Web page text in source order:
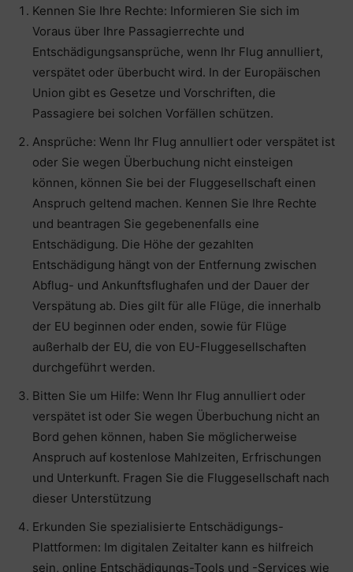
Kennen Sie Ihre Rechte: Informieren Sie sich im
Voraus über Ihre Passagierrechte und
Entschädigungsansprüche, wenn Ihr Flug annulliert,
verspätet oder überbucht wird. In der Europäischen
Union gibt es Gesetze und Vorschriften, die
Passagiere bei solchen Vorfällen schützen.
Ansprüche: Wenn Ihr Flug annulliert oder verspätet ist
oder Sie wegen Überbuchung nicht einsteigen
können, können Sie bei der Fluggesellschaft einen
Anspruch geltend machen. Kennen Sie Ihre Rechte
und beantragen Sie gegebenenfalls eine
Entschädigung. Die Höhe der gezahlten
Entschädigung hängt von der Entfernung zwischen
Abflug- und Ankunftsflughafen und der Dauer der
Verspätung ab. Dies gilt für alle Flüge, die innerhalb
der EU beginnen oder enden, sowie für Flüge
außerhalb der EU, die von EU-Fluggesellschaften
durchgeführt werden.
Bitten Sie um Hilfe: Wenn Ihr Flug annulliert oder
verspätet ist oder Sie wegen Überbuchung nicht an
Bord gehen können, haben Sie möglicherweise
Anspruch auf kostenlose Mahlzeiten, Erfrischungen
und Unterkunft. Fragen Sie die Fluggesellschaft nach
dieser Unterstützung
Erkunden Sie spezialisierte Entschädigungs-
Plattformen: Im digitalen Zeitalter kann es hilfreich
sein, online Entschädigungs-Tools und -Services wie